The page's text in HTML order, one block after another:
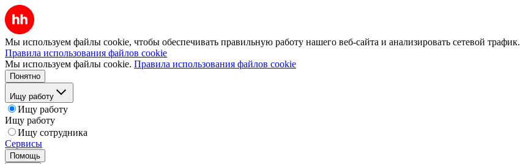
Мы используем файлы cookie, чтобы обеспечивать правильную работу нашего веб-сайта и анализировать сетевой трафик.
Правила использования файлов cookie
Мы используем файлы cookie. Правила использования файлов cookie
Понятно
Ищу работу
Ищу работу
Ищу работу
Ищу сотрудника
Сервисы
Помощь